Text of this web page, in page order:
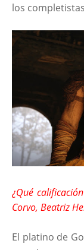
los
¿Qué
Corvo, Beatriz
El platino de